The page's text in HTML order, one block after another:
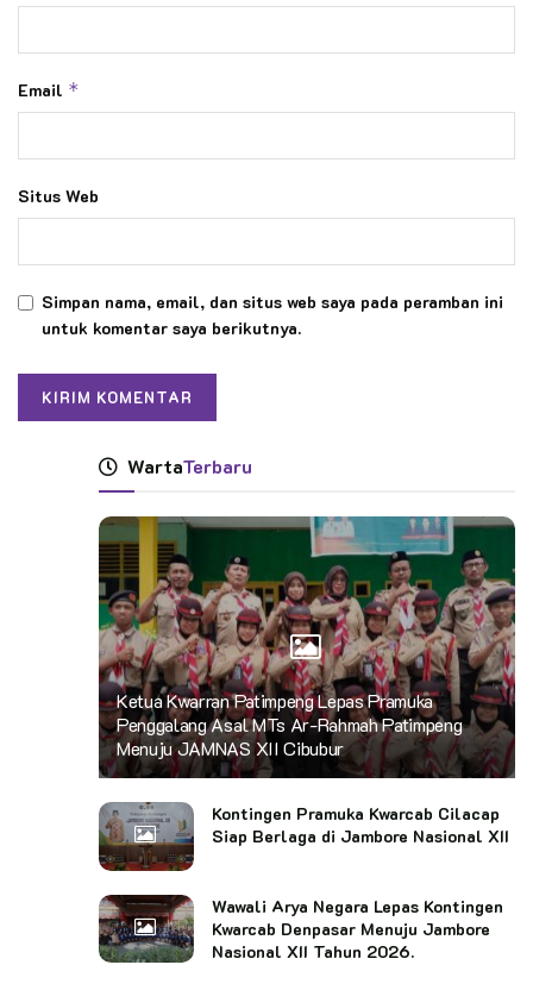
Email *
Situs Web
Simpan nama, email, dan situs web saya pada peramban ini
untuk komentar saya berikutnya.
WartaTerbaru
Ketua Kwarran Patimpeng Lepas Pramuka
Penggalang Asal MTs Ar-Rahmah Patimpeng
Menuju JAMNAS XII Cibubur
Kontingen Pramuka Kwarcab Cilacap
Siap Berlaga di Jambore Nasional XII
Wawali Arya Negara Lepas Kontingen
Kwarcab Denpasar Menuju Jambore
Nasional XII Tahun 2026.